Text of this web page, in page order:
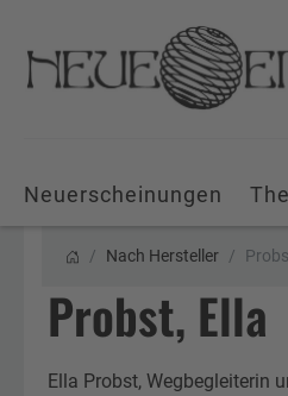
Neuerscheinungen
Nach Hersteller
Probst, Ella
Ella Probst, Wegbegleiterin